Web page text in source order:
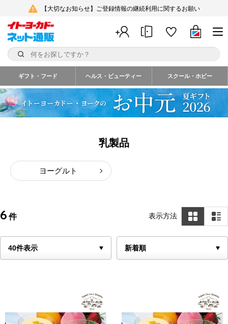
【大切なお知らせ】ご登録情報の継続利用に関するお願い
ギフト・フード ヘルス・ビューティー スクール・ホビー
乳製品
ヨーグルト
6 件 表示方法